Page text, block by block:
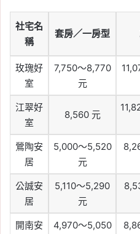
社宅名
稱
套房／一房型
玫瑰好
室
7,750～8,770
元
江翠好
室
8,560 元
鶯陶安
居
5,000～5,520
元
公誠安
居
5,110～5,290
元
開南安
4,970～5,050